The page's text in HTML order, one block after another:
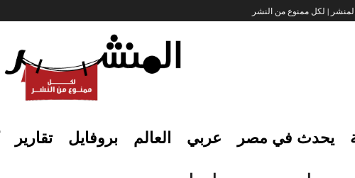
| لكل ممنوع من النشر
يحدث في مصر عربي العالم بروفايل تقارير